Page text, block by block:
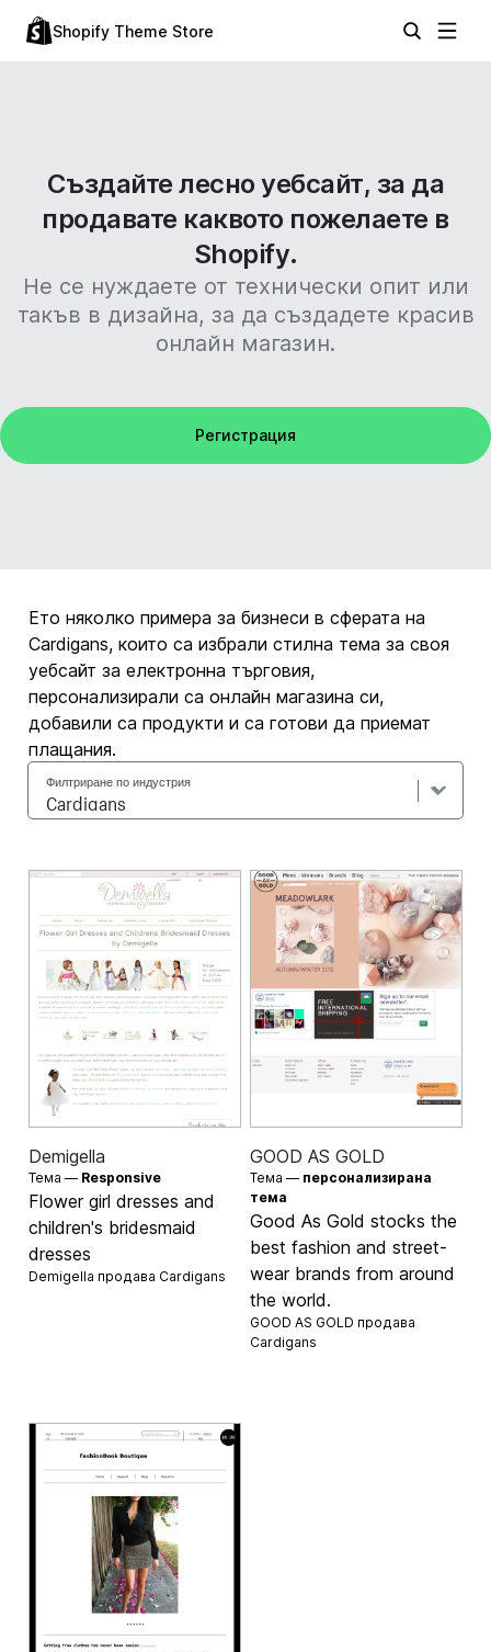
Shopify Theme Store
Създайте лесно уебсайт, за да
продавате каквото пожелаете в
Shopify.
Не се нуждаете от технически опит или
такъв в дизайна, за да създадете красив
онлайн магазин.
Регистрация
Ето няколко примера за бизнеси в сферата на
Cardigans, които са избрали стилна тема за своя
уебсайт за електронна търговия,
персонализирали са онлайн магазина си,
добавили са продукти и са готови да приемат
плащания.
Филтриране по индустрия
Demigella
Тема — Responsive
Flower girl dresses and
children's bridesmaid
dresses
Demigella продава Cardigans
GOOD AS GOLD
Тема — персонализирана
тема
Good As Gold stocks the
best fashion and street-
wear brands from around
the world.
GOOD AS GOLD продава
Cardigans